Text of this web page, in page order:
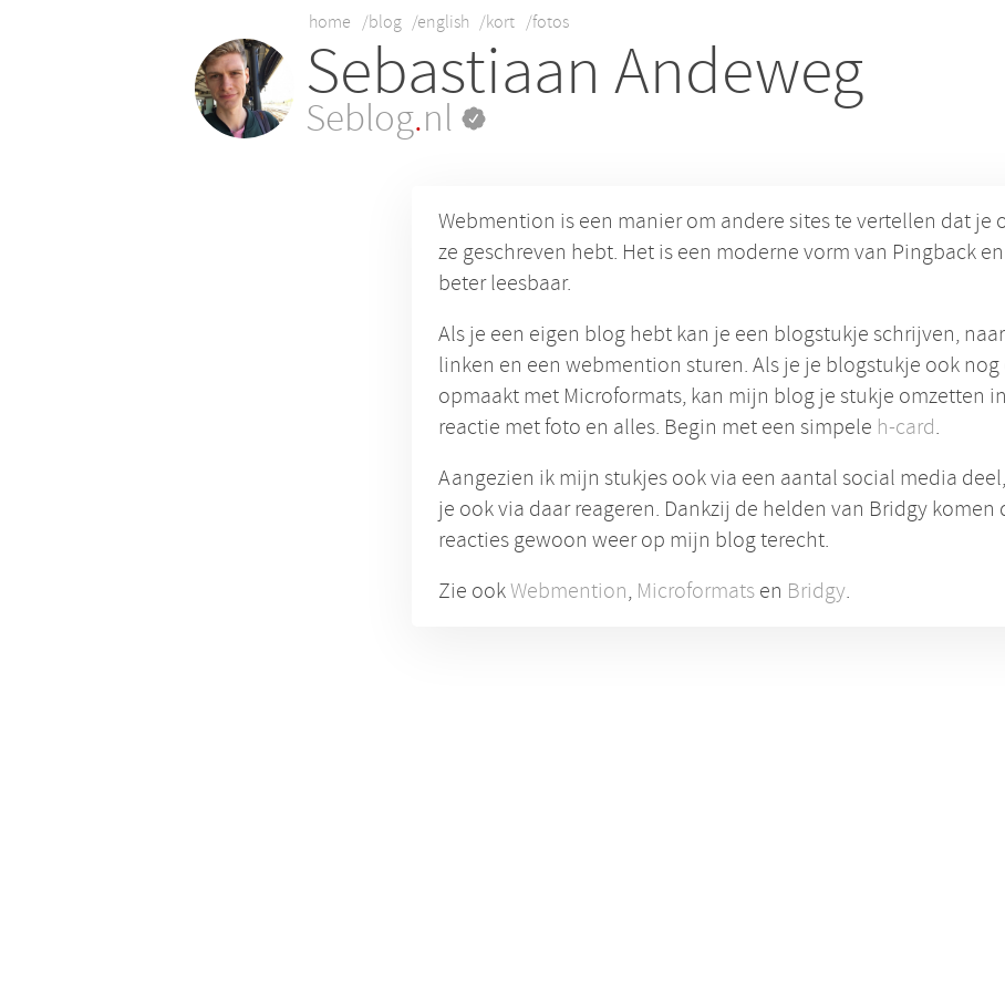
home /blog /english /kort /fotos
Sebastiaan Andeweg
Seblog.nl
Webmention is een manier om andere sites te vertellen dat je
ze geschreven hebt. Het is een moderne vorm van Pingback
beter leesbaar.
Als je een eigen blog hebt kan je een blogstukje schrijven,
linken en een webmention sturen. Als je je blogstukje ook nog
opmaakt met Microformats, kan mijn blog je stukje omzetten
reactie met foto en alles. Begin met een simpele h-card.
Aangezien ik mijn stukjes ook via een aantal social media
je ook via daar reageren. Dankzij de helden van Bridgy komen
reacties gewoon weer op mijn blog terecht.
Zie ookWebmention, Microformats en Bridgy.